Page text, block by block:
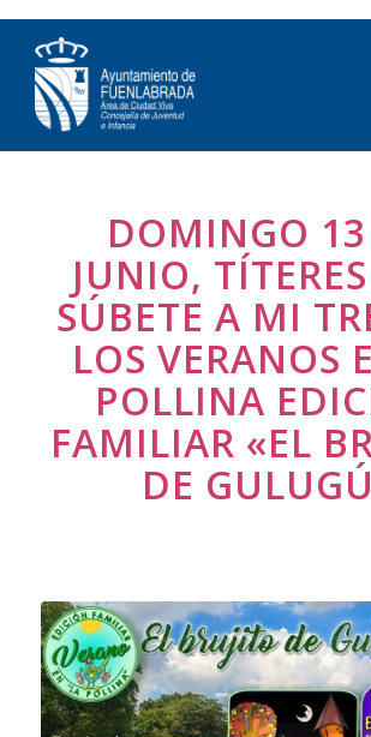
DOMINGO 13
JUNIO,
SÚBETE A MI
LOS VERANOS
POLLINA
FAMILIAR «EL
DE